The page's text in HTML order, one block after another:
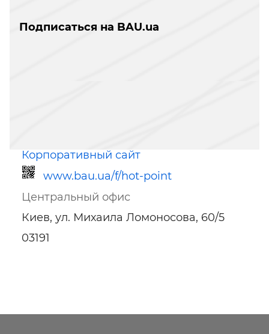
Подписаться на BAU.ua
Корпоративный сайт
www.bau.ua/f/hot-point
Центральный офис
Киев, ул. Михаила Ломоносова, 60/5
03191